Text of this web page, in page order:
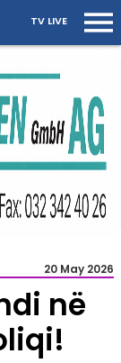
TV LIVE
20 May 2026
në